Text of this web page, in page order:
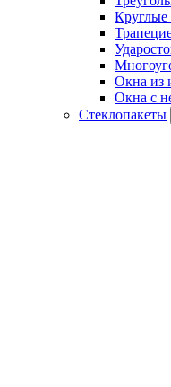
Круглые
Окна из
Окна с
Стеклопакеты